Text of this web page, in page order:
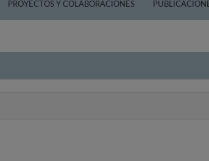
PROYECTOS Y COLABORACIONES